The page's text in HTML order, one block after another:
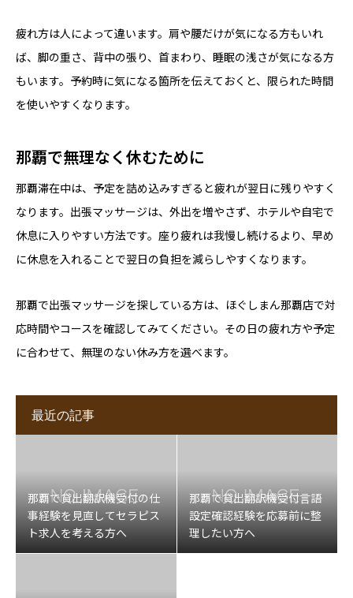
疲れ方は人によって違います。肩や腰だけが気になる方もいれ
ば、脚の重さ、背中の張り、首まわり、睡眠の浅さが気になる方
もいます。予約時に気になる箇所を伝えておくと、限られた時間
を使いやすくなります。
那覇で無理なく休むために
那覇滞在中は、予定を詰め込みすぎると疲れが翌日に残りやすく
なります。出張マッサージは、外出を増やさず、ホテルや自宅で
休息に入りやすい方法です。座り疲れは我慢し続けるより、早め
に休息を入れることで翌日の負担を減らしやすくなります。
那覇で出張マッサージを探している方は、ほぐしまん那覇店で対
応時間やコースを確認してみてください。その日の疲れ方や予定
に合わせて、無理のない休み方を選べます。
最近の記事
那覇で貸出翻訳機受付の仕
事経験を見直してセラピス
ト求人を考える方へ
那覇で貸出翻訳機受付言語
設定確認経験を応募前に整
理したい方へ